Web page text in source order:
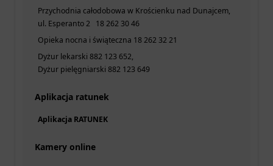
Przychodnia całodobowa w Krościenku nad Dunajcem,
ul. Esperanto 2 18 262 30 46
Opieka nocna i świąteczna 18 262 32 21
Dyżur lekarski 882 123 652,
Dyżur pielęgniarski 882 123 649
Aplikacja ratunek
Aplikacja RATUNEK
Kamery online